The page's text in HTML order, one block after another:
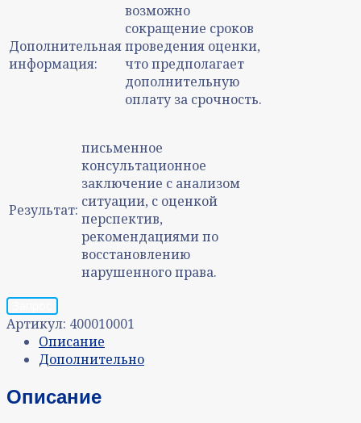
Дополнительная
информация:
возможно
сокращение сроков
проведения оценки,
что предполагает
дополнительную
оплату за срочность.
Результат:
письменное
консультационное
заключение с анализом
ситуации, с оценкой
перспектив,
рекомендациями по
восстановлению
нарушенного права.
Артикул: 400010001
Описание
Дополнительно
Описание